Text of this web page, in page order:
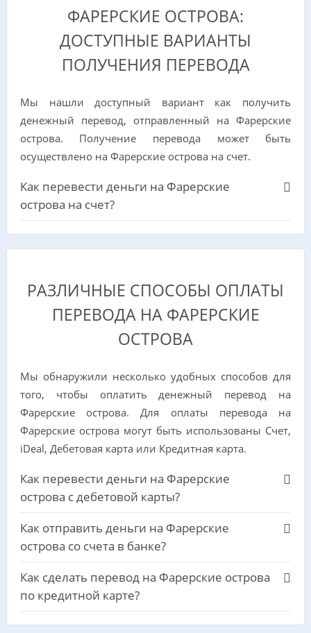
ФАРЕРСКИЕ ОСТРОВА:
ДОСТУПНЫЕ ВАРИАНТЫ
ПОЛУЧЕНИЯ ПЕРЕВОДА
Мы нашли доступный вариант как получить
денежный перевод, отправленный на Фарерские
острова. Получение перевода может быть
осуществлено на Фарерские острова на счет.
Как перевести деньги на Фарерские
острова на счет?
РАЗЛИЧНЫЕ СПОСОБЫ ОПЛАТЫ
ПЕРЕВОДА НА ФАРЕРСКИЕ
ОСТРОВА
Мы обнаружили несколько удобных способов для
того, чтобы оплатить денежный перевод на
Фарерские острова. Для оплаты перевода на
Фарерские острова могут быть использованы Счет,
iDeal, Дебетовая карта или Кредитная карта.
Как перевести деньги на Фарерские
острова с дебетовой карты?
Как отправить деньги на Фарерские
острова со счета в банке?
Как сделать перевод на Фарерские острова
по кредитной карте?